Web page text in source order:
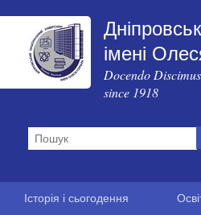
імені
Docendo Discimus
since 1918
Історія і сьогодення